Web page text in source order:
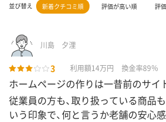
並び替え 新着クチコミ順 評価が高い順 評
川島 夕浬
3 利用額14万円 換金率89％
ホームページの作りは一昔前のサイ
従業員の方も、取り扱っている商品
いう印象で、何と言うか老舗の安心